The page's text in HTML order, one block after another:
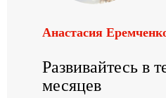
Анастасия
Развивайтесь в
месяцев